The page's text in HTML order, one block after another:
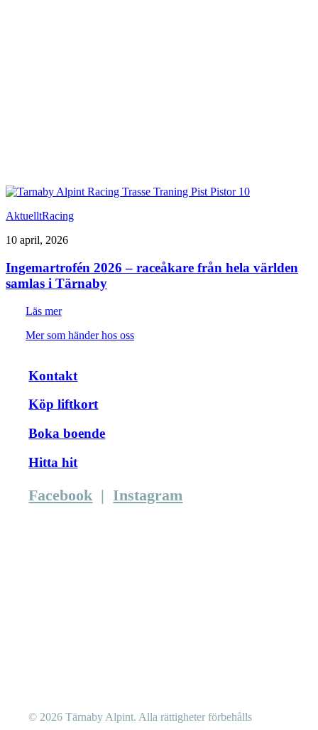
AktuelltRacing
10 april, 2026
Ingemartrofén 2026 – raceåkare från hela världen
samlas i Tärnaby
Läs mer
Mer som händer hos oss
Kontakt
Köp liftkort
Boka boende
Hitta hit
Facebook |Instagram
© 2026 Tärnaby Alpint. Alla rättigheter förbehålls